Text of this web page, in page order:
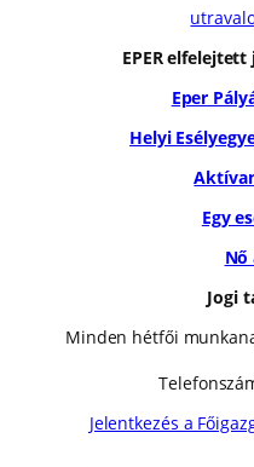
EPER elfelejtett
Eper
Helyi
Egy
Nő
Jogi
Minden hétfői
Jelentkezés a